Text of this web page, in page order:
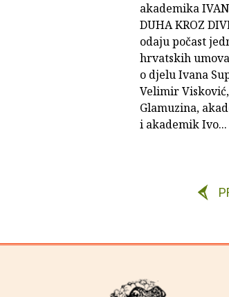
akademika
DUHA KROZ
odaju počast
hrvatskih
o djelu Ivana
Velimir
Glamuzina,
i akademik Ivo...